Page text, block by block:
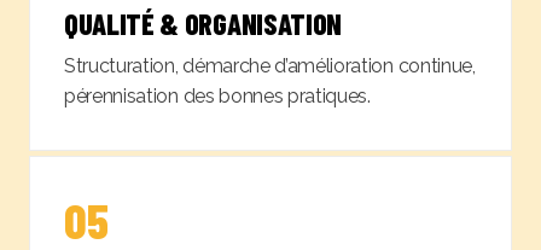
QUALITÉ & ORGANISATION
Structuration, démarche d’amélioration continue,
pérennisation des bonnes pratiques.
05